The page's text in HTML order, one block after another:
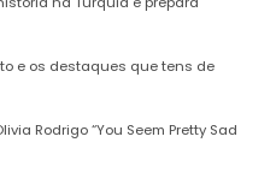
e os destaques que tens de
Rodrigo “You Seem Pretty Sad